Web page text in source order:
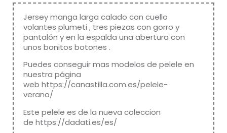
Jersey manga larga calado con cuello
volantes plumeti , tres piezas con gorro y
pantalón y en la espalda una abertura con
unos bonitos botones .
Puedes conseguir mas modelos de pelele en
nuestra página
web https://canastilla.com.es/pelele-
verano/
Este pelele es de la nueva coleccion
de https://dadati.es/es/